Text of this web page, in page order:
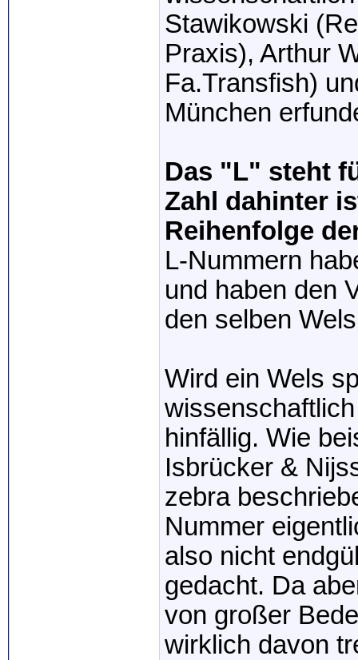
Stawikowski
Praxis), Arthur
Fa.Transfish)
München
Das "L" steht
Zahl dahinter
Reihenfolge
L-Nummern
und haben den
den selben
Wird ein Wels
hinfällig. Wie
Isbrücker &
zebra
Nummer
also nicht
gedacht. Da
von großer
wirklich davon